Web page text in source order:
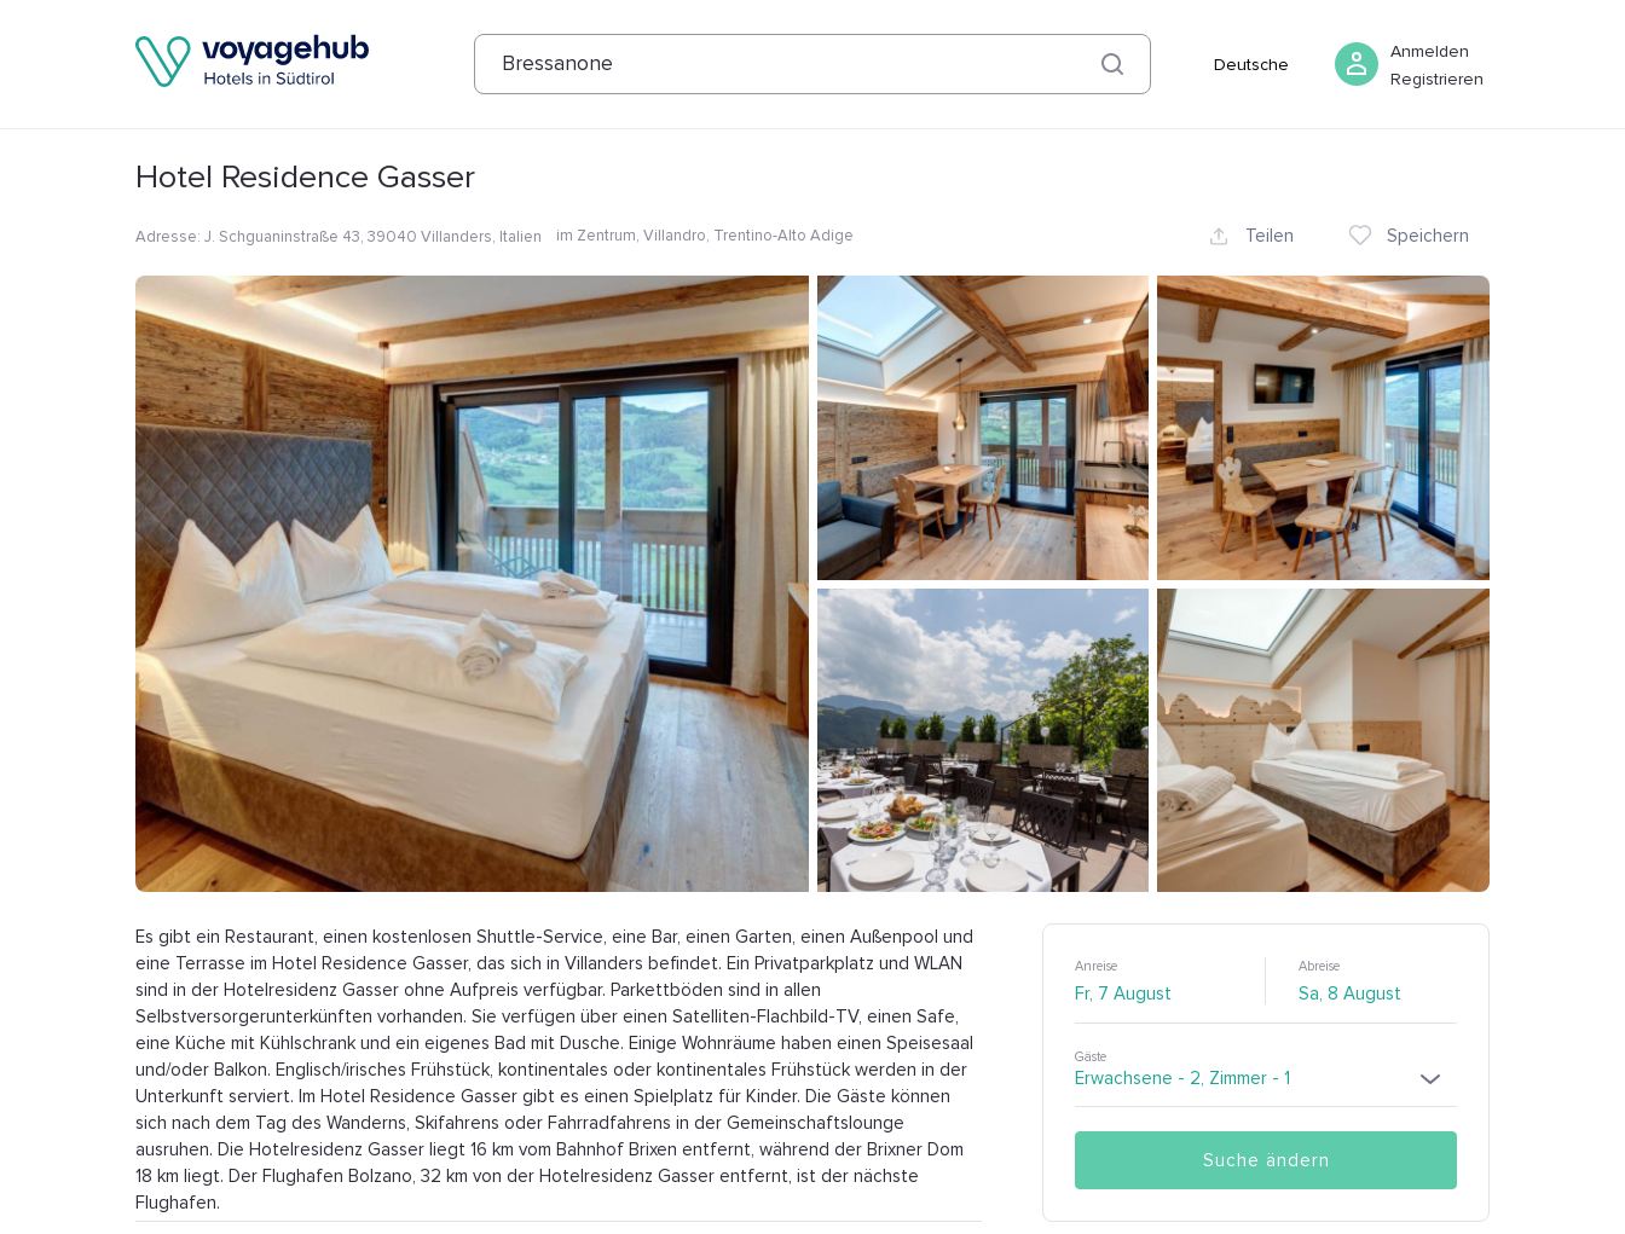
Bressanone Deutsche
Anmelden
Registrieren
Fotos Annehmlichkeiten 07 August Buchen
Hotel Residence Gasser
Adresse: J. Schguaninstraße 43, 39040 Villanders, Italien im Zentrum, Villandro, Trentino-Alto Adige Teilen Speichern
Es gibt ein Restaurant, einen kostenlosen Shuttle-Service, eine Bar, einen Garten, einen Außenpool und
eine Terrasse im Hotel Residence Gasser, das sich in Villanders befindet. Ein Privatparkplatz und WLAN
sind in der Hotelresidenz Gasser ohne Aufpreis verfügbar. Parkettböden sind in allen
Selbstversorgerunterkünften vorhanden. Sie verfügen über einen Satelliten-Flachbild-TV, einen Safe,
eine Küche mit Kühlschrank und ein eigenes Bad mit Dusche. Einige Wohnräume haben einen Speisesaal
und/oder Balkon. Englisch/irisches Frühstück, kontinentales oder kontinentales Frühstück werden in der
Unterkunft serviert. Im Hotel Residence Gasser gibt es einen Spielplatz für Kinder. Die Gäste können
sich nach dem Tag des Wanderns, Skifahrens oder Fahrradfahrens in der Gemeinschaftslounge
ausruhen. Die Hotelresidenz Gasser liegt 16 km vom Bahnhof Brixen entfernt, während der Brixner Dom
18 km liegt. Der Flughafen Bolzano, 32 km von der Hotelresidenz Gasser entfernt, ist der nächste
Flughafen.
Anreise Abreise
Gäste
Suche ändern